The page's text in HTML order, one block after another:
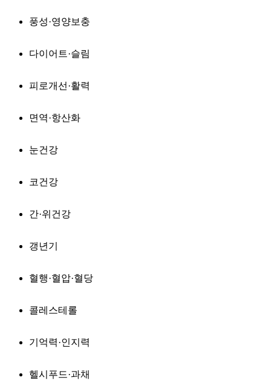
풍성·영양보충
다이어트·슬림
피로개선·활력
면역·항산화
눈건강
코건강
간·위건강
갱년기
혈행·혈압·혈당
콜레스테롤
기억력·인지력
헬시푸드·과채